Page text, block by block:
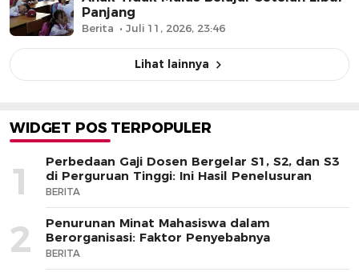
Panjang
Berita Juli 11, 2026, 23:46
Lihat lainnya
WIDGET POS TERPOPULER
1
Perbedaan Gaji Dosen Bergelar S1, S2, dan S3
di Perguruan Tinggi: Ini Hasil Penelusuran
BERITA
2
Penurunan Minat Mahasiswa dalam
Berorganisasi: Faktor Penyebabnya
BERITA